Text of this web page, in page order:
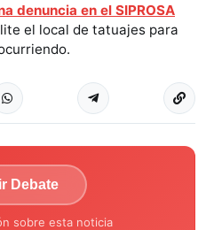
denuncia en el SIPROSA
el local de tatuajes para
Debate
sobre esta noticia